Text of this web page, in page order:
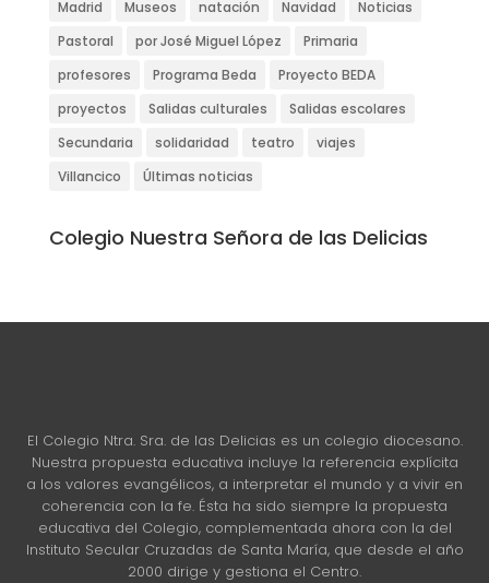
Madrid
Museos natación Navidad
Noticias
Pastoral
por José Miguel López
Primaria
profesores
Programa Beda
Proyecto BEDA
proyectos
Salidas culturales
Salidas escolares
Secundaria
solidaridad teatro
viajes
Villancico
Últimas noticias
Colegio Nuestra Señora de las Delicias
El Colegio Ntra. Sra. de las Delicias es un colegio diocesano.
Nuestra propuesta educativa incluye la referencia explícita
a los valores evangélicos, a interpretar el mundo y a vivir en
coherencia con la fe. Ésta ha sido siempre la propuesta
educativa del Colegio, complementada ahora con la del
Instituto Secular Cruzadas de Santa María, que desde el año
2000 dirige y gestiona el Centro.